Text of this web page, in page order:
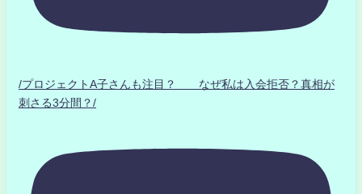
/プロジェクトA子さんも注目？ なぜ私は入会拒否？真相が
刺さる3分間？/